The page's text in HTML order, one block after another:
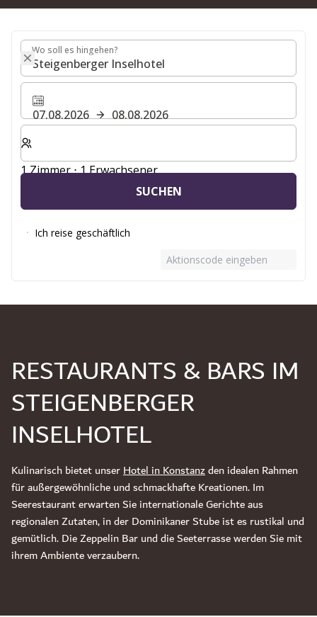
Wo soll es hingehen?
Wo soll es hingehen?
07.08.2026
08.08.2026
Wählen Sie die Anzahl der Zimmer und Gäste für Ihren
1 Zimmer ⋅ 1 Erwachsener
SUCHEN
Ich reise geschäftlich
Aktionscode eingeben
RESTAURANTS & BARS IM
STEIGENBERGER
INSELHOTEL
Kulinarisch bietet unserHotel in Konstanzden idealen Rahmen
für außergewöhnliche und schmackhafte Kreationen. Im
Seerestaurant erwarten Sie internationale Gerichte aus
regionalen Zutaten, in der Dominikaner Stube ist es rustikal und
gemütlich. Die Zeppelin Bar und die Seeterrasse werden Sie mit
ihrem Ambiente verzaubern.